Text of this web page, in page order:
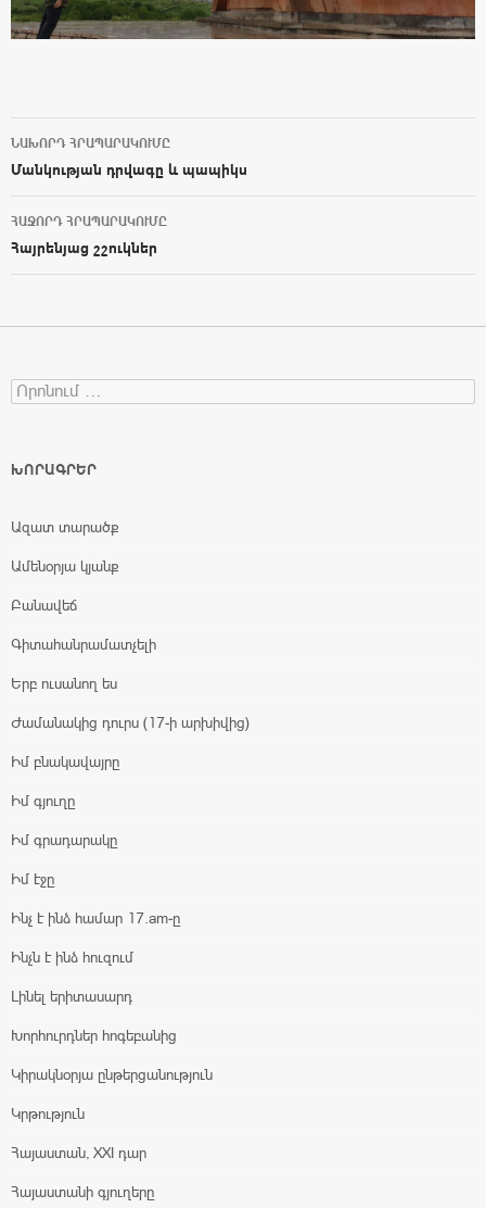
Post navigation
ՆԱԽՈՐԴ ՀՐԱՊԱՐԱԿՈՒՄԸ
Մանկության դրվագը և պապիկս
ՀԱՋՈՐԴ ՀՐԱՊԱՐԱԿՈՒՄԸ
Հայրենյաց շշուկներ
Search for:
ԽՈՐԱԳՐԵՐ
Ազատ տարածք
Ամենօրյա կյանք
Բանավեճ
Գիտահանրամատչելի
Երբ ուսանող ես
Ժամանակից դուրս (17-ի արխիվից)
Իմ բնակավայրը
Իմ գյուղը
Իմ գրադարակը
Իմ էջը
Ինչ է ինձ համար 17.am-ը
Ինչն է ինձ հուզում
Լինել երիտասարդ
Խորհուրդներ հոգեբանից
Կիրակնօրյա ընթերցանություն
Կրթություն
Հայաստան, XXI դար
Հայաստանի գյուղերը